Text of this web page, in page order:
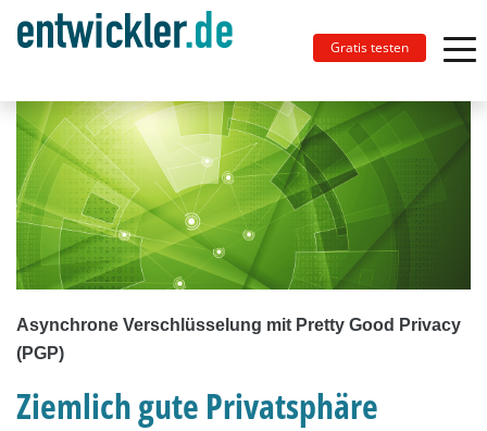
Gratis testen
Asynchrone Verschlüsselung mit Pretty Good Privacy
(PGP)
Ziemlich gute Privatsphäre